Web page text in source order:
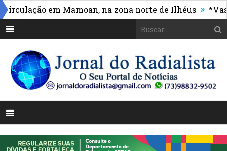
em Mamoan, na zona norte de Ilhéus » *Vasco